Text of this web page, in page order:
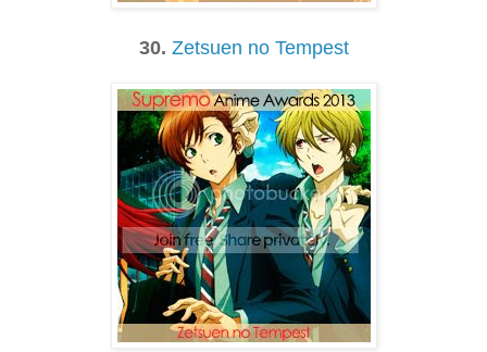
30. Zetsuen no Tempest